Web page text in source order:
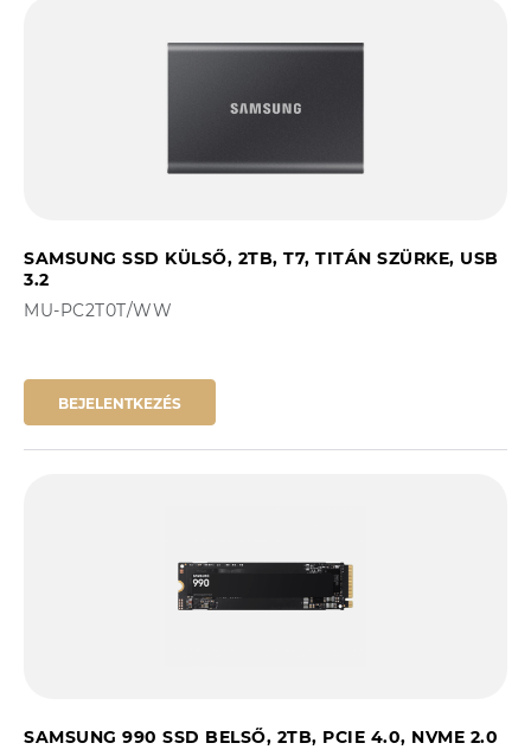
SAMSUNG SSD KÜLSŐ, 2TB, T7, TITÁN SZÜRKE, USB
3.2
MU-PC2T0T/WW
BEJELENTKEZÉS
SAMSUNG 990 SSD BELSŐ, 2TB, PCIE 4.0, NVME 2.0